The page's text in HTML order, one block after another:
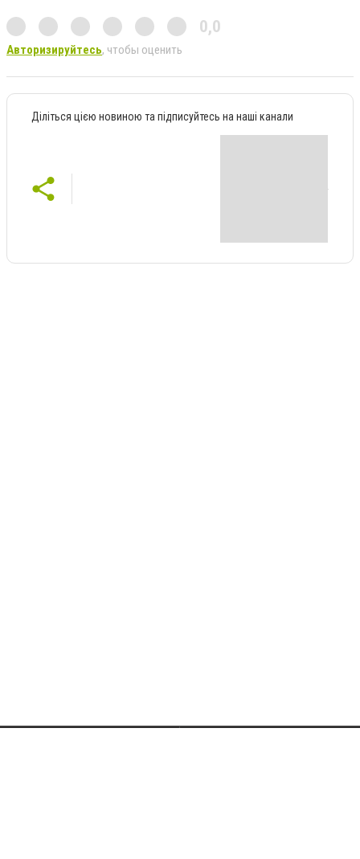
0,0
Авторизируйтесь, чтобы оценить
Діліться цією новиною та підписуйтесь на наші канали